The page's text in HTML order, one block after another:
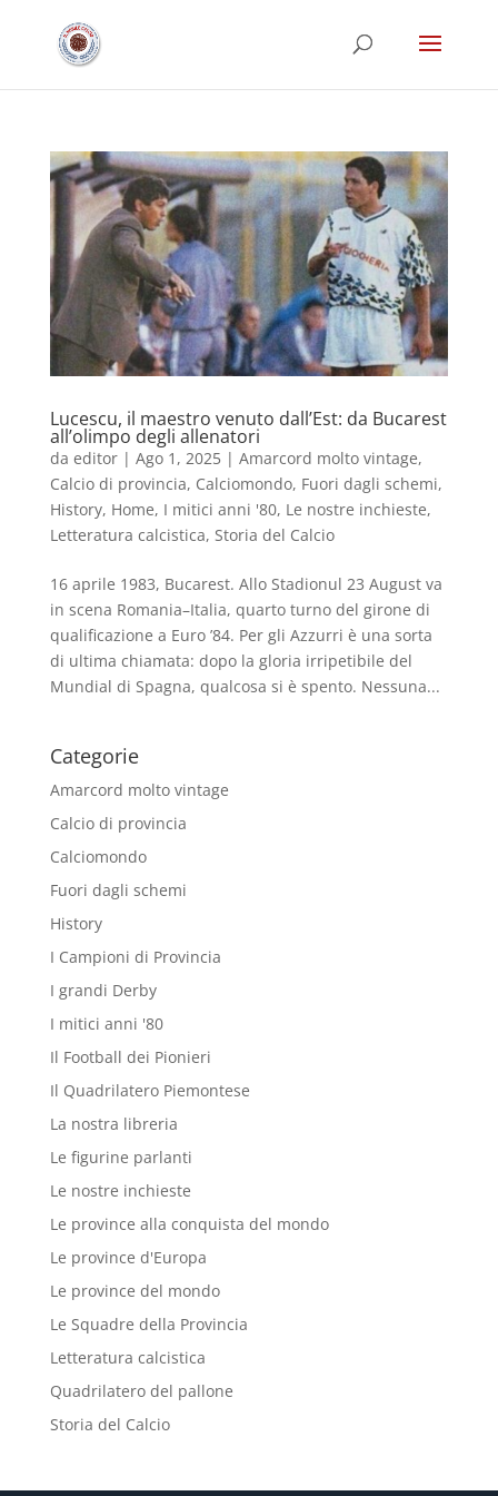
Lucescu, il maestro venuto dall’Est: da Bucarest
all’olimpo degli allenatori
da editor| Ago 1, 2025| Amarcord molto vintage,
Calcio di provincia, Calciomondo, Fuori dagli schemi,
History, Home, I mitici anni '80, Le nostre inchieste,
Letteratura calcistica, Storia del Calcio
16 aprile 1983, Bucarest. Allo Stadionul 23 August va
in scena Romania–Italia, quarto turno del girone di
qualificazione a Euro ’84. Per gli Azzurri è una sorta
di ultima chiamata: dopo la gloria irripetibile del
Mundial di Spagna, qualcosa si è spento. Nessuna...
Categorie
Amarcord molto vintage
Calcio di provincia
Calciomondo
Fuori dagli schemi
History
I Campioni di Provincia
I grandi Derby
I mitici anni '80
Il Football dei Pionieri
Il Quadrilatero Piemontese
La nostra libreria
Le figurine parlanti
Le nostre inchieste
Le province alla conquista del mondo
Le province d'Europa
Le province del mondo
Le Squadre della Provincia
Letteratura calcistica
Quadrilatero del pallone
Storia del Calcio